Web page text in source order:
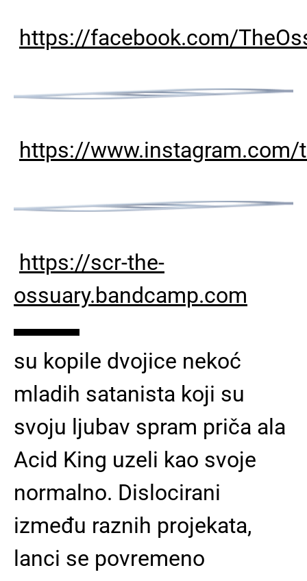
https://facebook.com/
https://www.instagram.com/
https://scr-the-
ossuary.bandcamp.com
▬▬▬
su kopile dvojice nekoć
mladih satanista koji su
svoju ljubav spram priča ala
Acid King uzeli kao svoje
normalno. Dislocirani
između raznih projekata,
lanci se povremeno